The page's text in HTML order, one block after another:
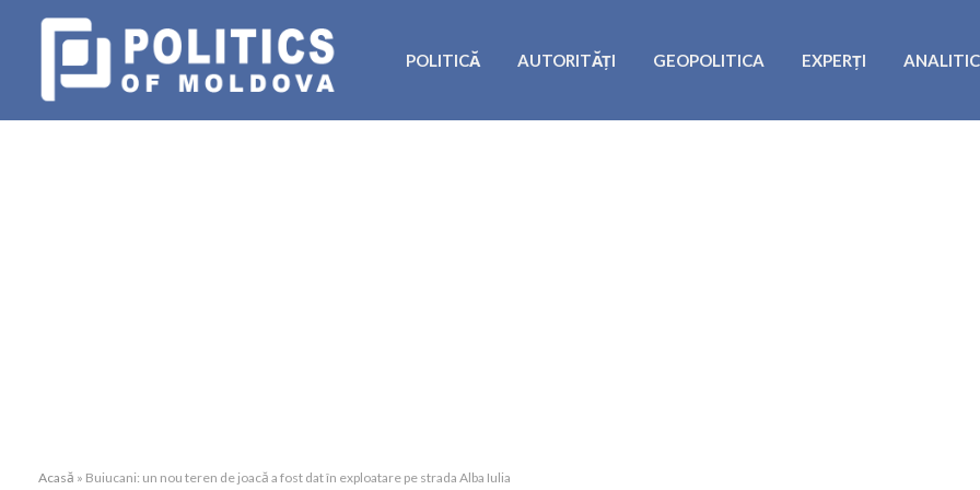
POLITICĂ AUTORITĂȚI GEOPOLITICA EXPERȚI
Acasă » Buiucani: un nou teren de joacă a fost dat în exploatare pe strada Alba Iulia